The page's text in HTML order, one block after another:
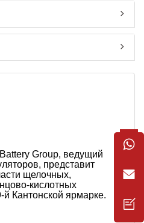
Group, ведущий
представит
щелочных,
кислотных
й Кантонской ярмарке.